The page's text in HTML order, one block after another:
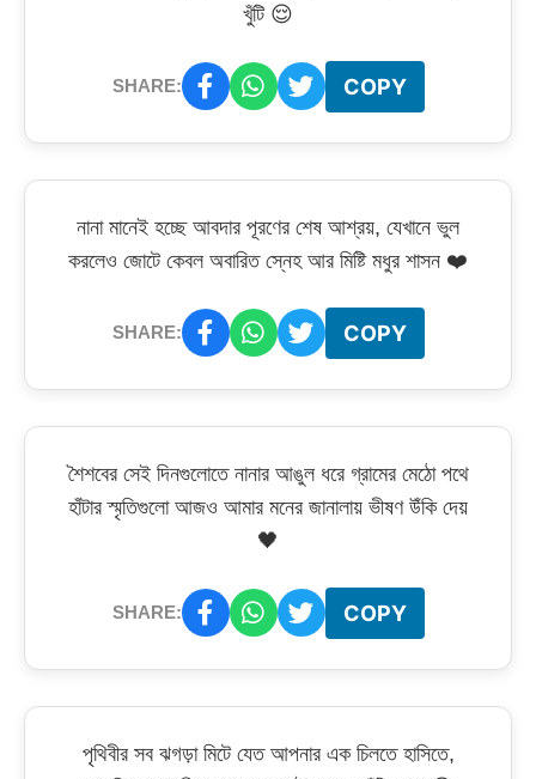
খুঁটি 😌
SHARE: COPY
নানা মানেই হচ্ছে আবদার পূরণের শেষ আশ্রয়, যেখানে ভুল
করলেও জোটে কেবল অবারিত স্নেহ আর মিষ্টি মধুর শাসন ❤️
SHARE: COPY
শৈশবের সেই দিনগুলোতে নানার আঙুল ধরে গ্রামের মেঠো পথে
হাঁটার স্মৃতিগুলো আজও আমার মনের জানালায় ভীষণ উঁকি দেয়
🖤
SHARE: COPY
পৃথিবীর সব ঝগড়া মিটে যেত আপনার এক চিলতে হাসিতে,